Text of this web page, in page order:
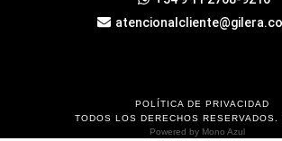
POLÍTICA DE PRIVACIDAD
TODOS LOS DERECHOS
Powered by Mono Azul